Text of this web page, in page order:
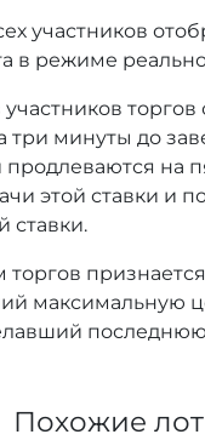
участников
в режиме
торгов
три минуты до
продлеваются на
этой ставки и
ставки.
максимальную
последнюю
Похожие